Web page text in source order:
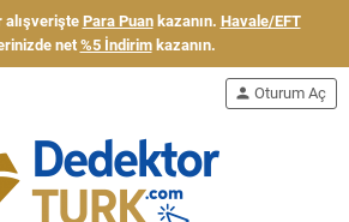
alışverişte Para Puankazanın. Havale/EFT
net %5 İndirimkazanın.
person Oturum Aç